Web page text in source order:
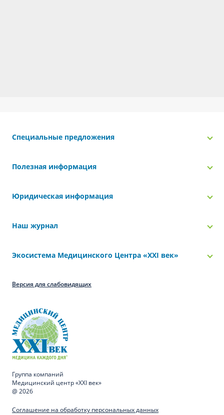
Специальные предложения
Полезная информация
Юридическая информация
Наш журнал
Экосистема Медицинского Центра «‎XXI век»
Версия для слабовидящих
Группа компаний
Медицинский центр «XXI век»
@ 2026
Соглашение на обработку персональных данных